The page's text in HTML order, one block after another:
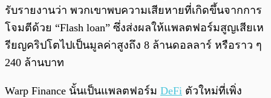
รับรายงานว่า พวกเขาพบความเสียหายที่เกิดขึ้นจากการ
โจมตีด้วย “Flash loan” ซึ่งส่งผลให้แพลตฟอร์มสูญเสียเห
รียญคริปโตไปเป็นมูลค่าสูงถึง 8 ล้านดอลลาร์ หรือราว ๆ
240 ล้านบาท
Warp Finance นั้นเป็นแพลตฟอร์ม DeFi ตัวใหม่ที่เพิ่ง